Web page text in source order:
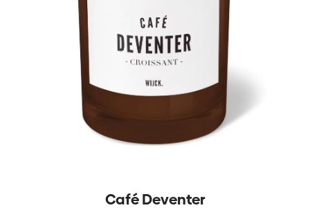
Café Deventer